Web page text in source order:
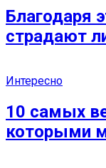
Благодаря
страдают
Интересно
10 самых
которыми